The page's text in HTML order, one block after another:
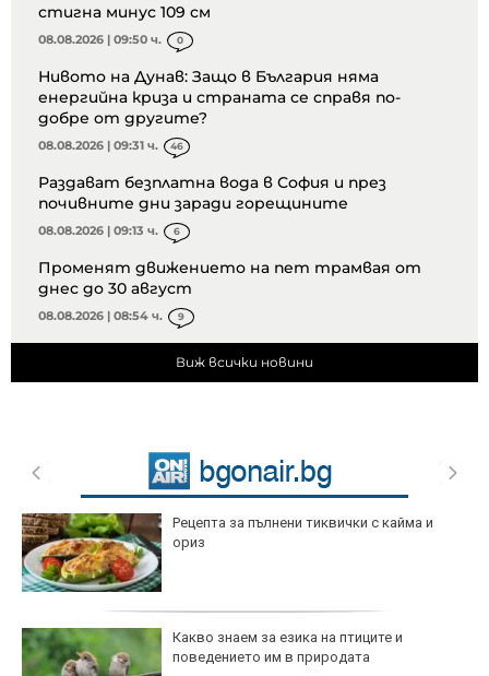
стигна минус 109 см
08.08.2026 | 09:50 ч. 0
Нивото на Дунав: Защо в България няма
енергийна криза и страната се справя по-
добре от другите?
08.08.2026 | 09:31 ч. 46
Раздават безплатна вода в София и през
почивните дни заради горещините
08.08.2026 | 09:13 ч. 6
Променят движението на пет трамвая от
днес до 30 август
08.08.2026 | 08:54 ч. 9
Виж всички новини
Рецепта за пълнени тиквички с кайма и
ориз
Какво знаем за езика на птиците и
поведението им в природата